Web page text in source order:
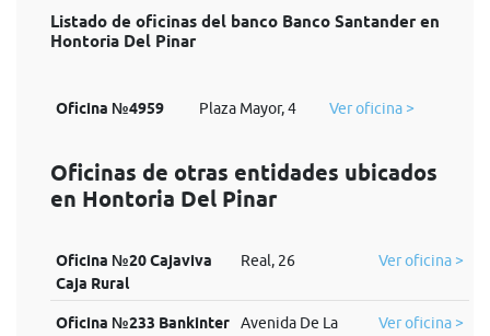
Listado de oficinas del banco Banco Santander en
Hontoria Del Pinar
Oficina №4959 Plaza Mayor, 4 Ver oficina >
Oficinas de otras entidades ubicados
en Hontoria Del Pinar
Oficina №20 Cajaviva
Caja Rural
Real, 26 Ver oficina >
Oficina №233 Bankinter
Avenida De La
Ver oficina >